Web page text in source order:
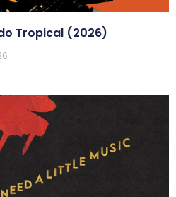
Tropical (2026)